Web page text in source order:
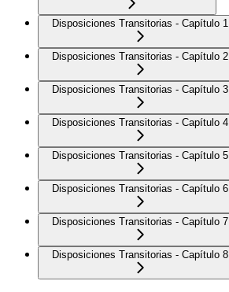
Disposiciones Transitorias - Capítulo 1
Disposiciones Transitorias - Capítulo 2
Disposiciones Transitorias - Capítulo 3
Disposiciones Transitorias - Capítulo 4
Disposiciones Transitorias - Capítulo 5
Disposiciones Transitorias - Capítulo 6
Disposiciones Transitorias - Capítulo 7
Disposiciones Transitorias - Capítulo 8